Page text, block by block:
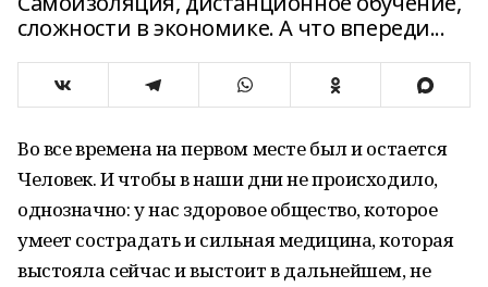
сложности в экономике. А что впереди...
Во все времена на первом месте был и остается
Человек. И чтобы в наши дни не происходило,
однозначно: у нас здоровое общество, которое
умеет сострадать и сильная медицина, которая
выстояла сейчас и выстоит в дальнейшем, не